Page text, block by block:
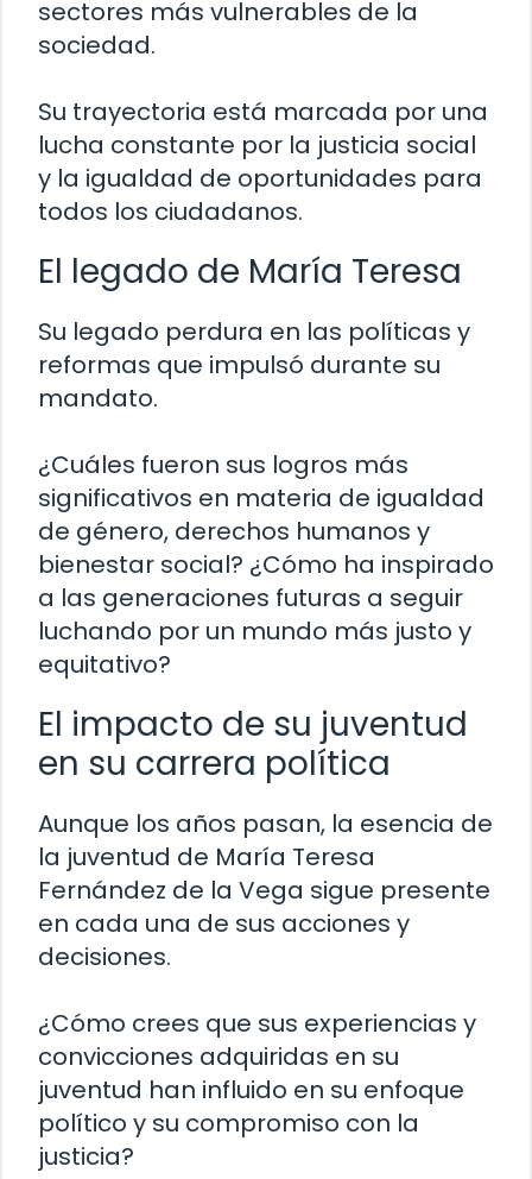
sectores más vulnerables de la
sociedad.
Su trayectoria está marcada por una
lucha constante por la justicia social
y la igualdad de oportunidades para
todos los ciudadanos.
El legado de María Teresa
Su legado perdura en las políticas y
reformas que impulsó durante su
mandato.
¿Cuáles fueron sus logros más
significativos en materia de igualdad
de género, derechos humanos y
bienestar social? ¿Cómo ha inspirado
a las generaciones futuras a seguir
luchando por un mundo más justo y
equitativo?
El impacto de su juventud
en su carrera política
Aunque los años pasan, la esencia de
la juventud de María Teresa
Fernández de la Vega sigue presente
en cada una de sus acciones y
decisiones.
¿Cómo crees que sus experiencias y
convicciones adquiridas en su
juventud han influido en su enfoque
político y su compromiso con la
justicia?